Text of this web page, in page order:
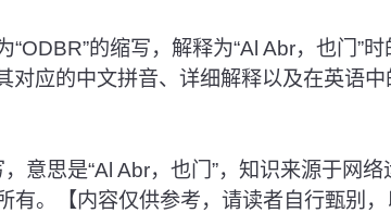
的缩写，解释为“Al Abr，也门”
对应的中文拼音、详细解释以及在英语
，意思是“Al Abr，也门”，知识来源于网
有。【内容仅供参考，请读者自行甄别，